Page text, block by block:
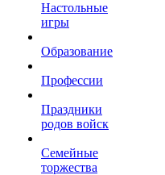
Настольные
игры
Образование
Профессии
Праздники
родов войск
Семейные
торжества